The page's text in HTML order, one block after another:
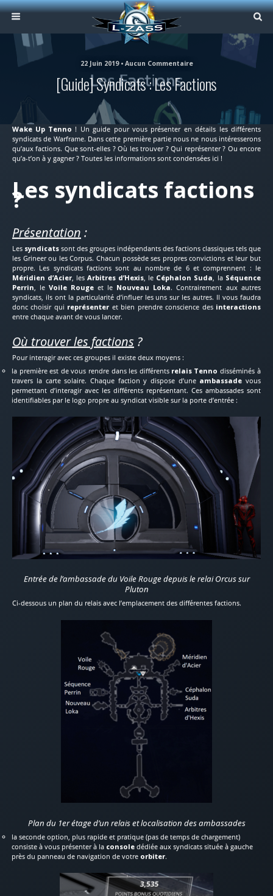
22 Juin 2019 • Aucun Commentaire
[Guide] Syndicats : Les Factions
Wake Up Tenno ! Un guide pour vous présenter en détails les différents
syndicats de Warframe. Dans cette première partie nous ne nous intéresserons
qu’aux factions. Que sont-elles ? Où les trouver ? Qui représenter ? Ou encore
qu’a-t’on à y gagner ? Toutes les informations sont condensées ici !
Les syndicats factions
?
Présentation :
Les syndicats sont des groupes indépendants des factions classiques tels que
les Grineer ou les Corpus. Chacun possède ses propres convictions et leur but
propre. Les syndicats factions sont au nombre de 6 et comprennent : le
Méridien d’Acier , les Arbitres d’Hexis , le Céphalon Suda , la Séquence
Perrin , le Voile Rouge et le Nouveau Loka. Contrairement aux autres
syndicats, ils ont la particularité d’influer les uns sur les autres. Il vous faudra
donc choisir qui représenter et bien prendre conscience des interactions
entre chaque avant de vous lancer.
Où trouver les factions ?
Pour interagir avec ces groupes il existe deux moyens :
la première est de vous rendre dans les différents relais Tenno disséminés à
travers la carte solaire. Chaque faction y dispose d’une ambassade vous
permettant d’interagir avec les différents représentant. Ces ambassades sont
identifiables par le logo propre au syndicat visible sur la porte d’entrée :
Entrée de l’ambassade du Voile Rouge depuis le relai Orcus sur
Pluton
Ci-dessous un plan du relais avec l’emplacement des différentes factions.
Plan du 1er étage d’un relais et localisation des ambassades
la seconde option, plus rapide et pratique (pas de temps de chargement)
consiste à vous présenter à la console dédiée aux syndicats située à gauche
près du panneau de navigation de votre orbiter.